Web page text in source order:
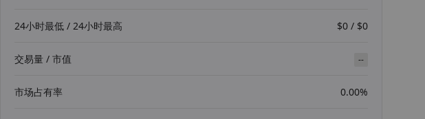
24小时最低 / 24小时最高 $0 / $0
交易量 / 市值 --
市场占有率 0.00%